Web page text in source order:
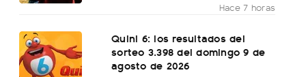
Hace 7 horas
Quini 6: los resultados del
sorteo 3.398 del domingo 9 de
agosto de 2026